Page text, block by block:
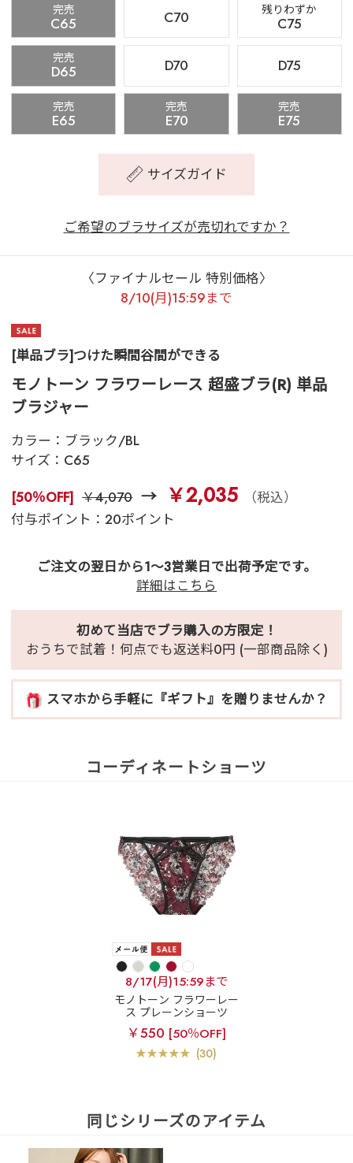
完売
C65 C70 残りわずか
C75
完売
D65 D70 D75
完売
E65
完売
E70
完売
E75
サイズガイド
ご希望のブラサイズが売切れですか？
〈ファイナルセール 特別価格〉
8/10(月)15:59まで
[単品ブラ]つけた瞬間谷間ができる
モノトーン フラワーレース 超盛ブラ(R) 単品
ブラジャー
カラー： ブラック/BL
サイズ： C65
[50％OFF] ￥4,070 ￥2,035
（税込）
付与ポイント：20ポイント
ご注文の翌日から1～3営業日で出荷予定です。
詳細はこちら
初めて当店でブラ購入の方限定！
おうちで試着！何点でも返送料0円 (一部商品除く)
スマホから手軽に『ギフト』を贈りませんか？
コーディネートショーツ
8/17(月)15:59まで
モノトーン フラワーレー
ス プレーンショーツ
￥550 [50％OFF]
(30)
同じシリーズのアイテム